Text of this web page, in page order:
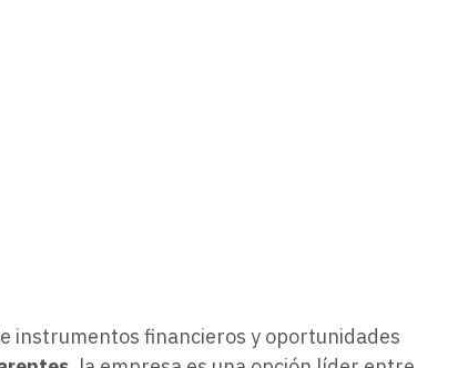
instrumentos financieros y oportunidades